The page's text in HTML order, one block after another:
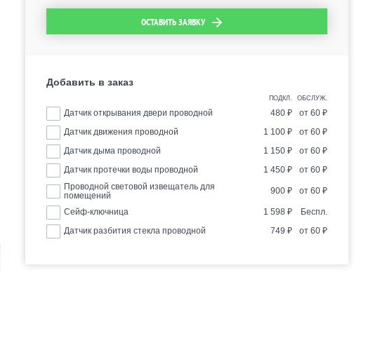
ОСТАВИТЬ ЗАЯВКУ
Добавить в заказ
ПОДКЛ. ОБСЛУЖ.
Датчик открывания двери проводной 480 ₽ от 60 ₽
Датчик движения проводной
1 100 ₽ от 60 ₽
Датчик дыма проводной
1 150 ₽ от 60 ₽
Датчик протечки воды проводной
1 450 ₽ от 60 ₽
Проводной световой извещатель для
помещений
900 ₽ от 60 ₽
Сейф-ключница 1 598 ₽
Беспл.
Датчик разбития стекла проводной
749 ₽ от 60 ₽